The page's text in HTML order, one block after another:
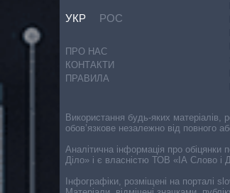
УКР РОС
ПРО НАС
КОНТАКТИ
ПРАВИЛА
Використання будь-яких
обов’язкове незалежно від повного
Аналітична інформація про обіцянки
Діло» і є власністю ТОВ «ІА Слово і
Інфографіки, розміщені на порталі